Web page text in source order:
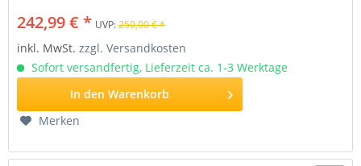
242,99 € * UVP:250,00 € *
inkl. MwSt.zzgl. Versandkosten
Sofort versandfertig, Lieferzeit ca. 1-3 Werktage
In den Warenkorb
Merken